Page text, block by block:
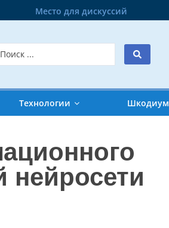
Место для дискуссий
Технологии Шкодиум
нейросети